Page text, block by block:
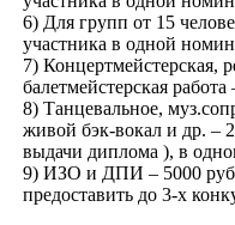
6) Для групп от 15
участника в одной
7) Концертмейстерская,
балетмейстерская работа
8) Танцевальное,
живой бэк-вокал и др. –
выдачи диплома ), в
9) ИЗО и ДПИ – 5000
предоставить до 3-х